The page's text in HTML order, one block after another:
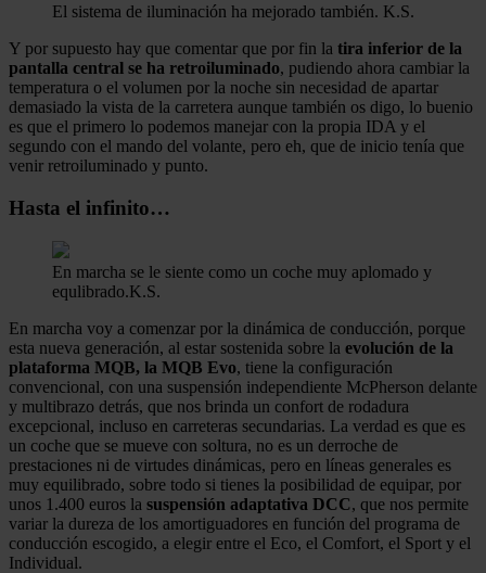
El sistema de iluminación ha mejorado también. K.S.
Y por supuesto hay que comentar que por fin la tira inferior de la
pantalla central se ha retroiluminado, pudiendo ahora cambiar la
temperatura o el volumen por la noche sin necesidad de apartar
demasiado la vista de la carretera aunque también os digo, lo buenio
es que el primero lo podemos manejar con la propia IDA y el
segundo con el mando del volante, pero eh, que de inicio tenía que
venir retroiluminado y punto.
Hasta el infinito…
En marcha se le siente como un coche muy aplomado y
equlibrado.K.S.
En marcha voy a comenzar por la dinámica de conducción, porque
esta nueva generación, al estar sostenida sobre la evolución de la
plataforma MQB, la MQB Evo, tiene la configuración
convencional, con una suspensión independiente McPherson delante
y multibrazo detrás, que nos brinda un confort de rodadura
excepcional, incluso en carreteras secundarias. La verdad es que es
un coche que se mueve con soltura, no es un derroche de
prestaciones ni de virtudes dinámicas, pero en líneas generales es
muy equilibrado, sobre todo si tienes la posibilidad de equipar, por
unos 1.400 euros la suspensión adaptativa DCC, que nos permite
variar la dureza de los amortiguadores en función del programa de
conducción escogido, a elegir entre el Eco, el Comfort, el Sport y el
Individual.